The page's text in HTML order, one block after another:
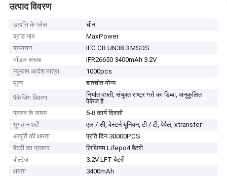
उत्पाद विवरण
उत्पत्ति के प्लेस
चीन
ब्रांड नाम
MaxPower
प्रमाणन
IEC CB UN38.3 MSDS
मॉडल संख्या
IFR26650 3400mAh 3.2V
न्यूनतम आदेश मात्रा
1000pcs
मूल्य
बातचीत योग्य
पैकेजिंग विवरण
निर्यात दफ़्ती, संयुक्त राष्ट्र गत्ते का डिब्बा, अनुकूलित
पैकेज है
प्रसव के समय
5-8 कार्य दिवसों
भुगतान शर्तें
एल / सी, वेस्टर्न यूनियन, टी / टी, पेपैल, xtransfer
आपूर्ति की क्षमता
प्रति दिन 30000PCS
बैटरी का प्रकार
लिथियम Lifepo4 बैटरी
वोल्टेज
3.2V LFT बैटरी
क्षमता
3400mAh